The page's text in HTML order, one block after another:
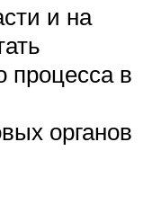
и на
процесса в
органов